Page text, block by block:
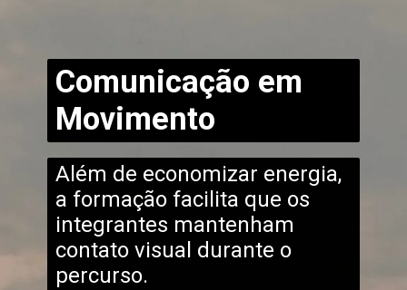
Além de economizar energia,
a formação facilita que os
integrantes mantenham
contato visual durante o
percurso.
Comunicação em
Movimento